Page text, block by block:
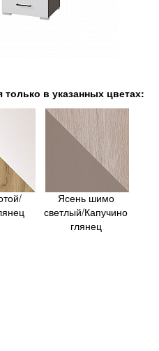
в указанных цветах:
Ясень шимо
светлый/Капучино
глянец